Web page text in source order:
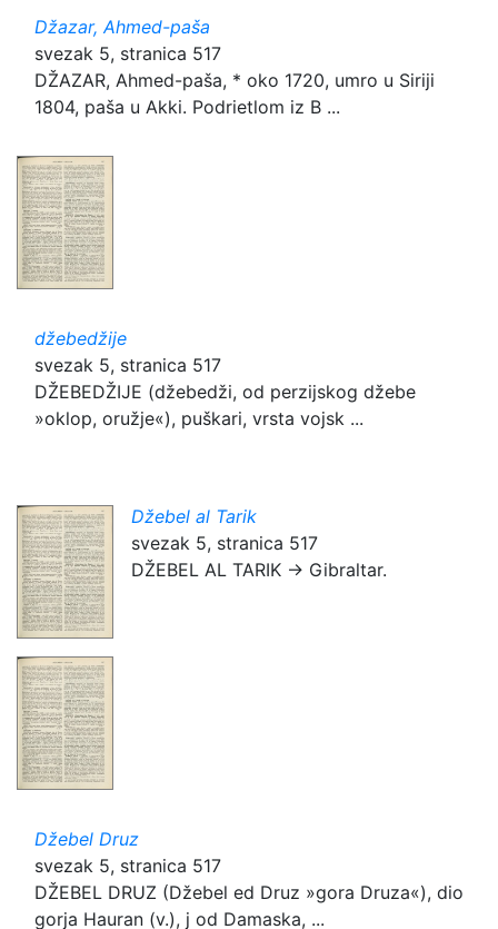
Džazar, Ahmed-paša
svezak 5, stranica 517
DŽAZAR, Ahmed-paša, * oko 1720, umro u Siriji
1804, paša u Akki. Podrietlom iz B ...
džebedžije
svezak 5, stranica 517
DŽEBEDŽIJE (džebedži, od perzijskog džebe
»oklop, oružje«), puškari, vrsta vojsk ...
Džebel al Tarik
svezak 5, stranica 517
DŽEBEL AL TARIK → Gibraltar.
Džebel Druz
svezak 5, stranica 517
DŽEBEL DRUZ (Džebel ed Druz »gora Druza«), dio
gorja Hauran (v.), j od Damaska, ...